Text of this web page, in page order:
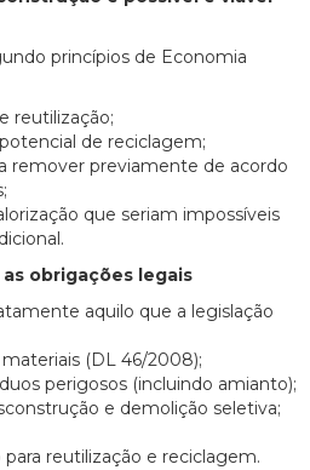
princípios de Economia
reutilização;
de reciclagem;
remover previamente de acordo
que seriam impossíveis
obrigações legais
aquilo que a legislação
(DL 46/2008);
perigosos (incluindo amianto);
e demolição seletiva;
para reutilização e reciclagem.